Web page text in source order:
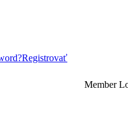
Registrovať
Member